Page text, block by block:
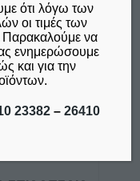
ότι λόγω των
οι τιμές των
να
ενημερώσουμε
και για την
23382 – 26410